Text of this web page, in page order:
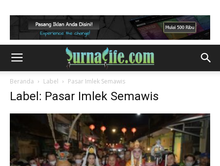
Beranda Label Pasar Imlek Semawis
Label: Pasar Imlek Semawis